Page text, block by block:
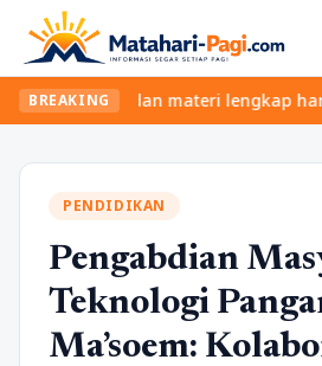
BREAKING
seru dan materi lengkap hanya di
PENDIDIKAN
Pengabdian
Teknologi
Ma’soem: